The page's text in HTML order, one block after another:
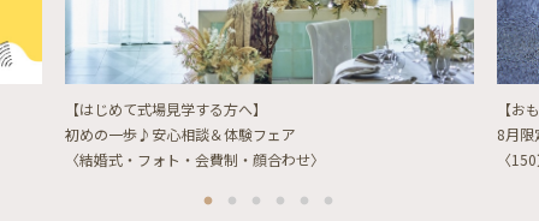
【はじめて式場見学する方へ】
初めの一歩♪安心相談＆体験フェア
〈結婚式・フォト・会費制・顔合わせ〉
【お
8月限
〈